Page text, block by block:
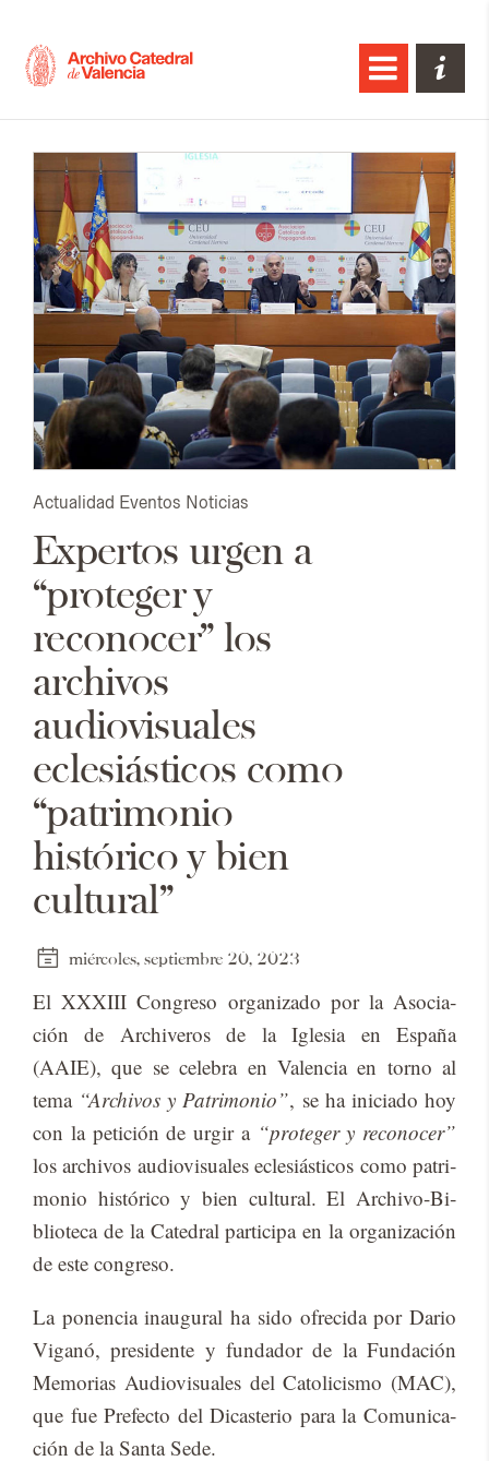
Actualidad Eventos Noticias
Expertos urgen a
“proteger y
reconocer” los
archivos
audiovisuales
eclesiásticos como
“patrimonio
histórico y bien
cultural”
miércoles, septiembre 20, 2023
El XX­XIII Con­gre­so or­ga­ni­za­do por la Aso­cia­
ción de Ar­chi­ve­ros de la Igle­sia en Es­pa­ña
(AAIE), que se ce­le­bra en Va­len­cia en torno al
tema “Archivos y Patrimonio”, se ha ini­cia­do hoy
con la pe­ti­ción de ur­gir a “proteger y reconocer”
los ar­chi­vos au­dio­vi­sua­les ecle­siás­ti­cos como pa­tri­
mo­nio his­tó­ri­co y bien cul­tu­ral. El Ar­chi­vo-Bi­
blio­te­ca de la Ca­te­dral par­ti­ci­pa en la or­ga­ni­za­ción
de este con­gre­so.
La po­nen­cia inau­gu­ral ha sido ofre­ci­da por Da­rio
Vi­ga­nó, pre­si­den­te y fun­da­dor de la Fun­da­ción
Me­mo­rias Au­dio­vi­sua­les del Ca­to­li­cis­mo (MAC),
que fue Pre­fec­to del Di­cas­te­rio para la Co­mu­ni­ca­
ción de la San­ta Sede.